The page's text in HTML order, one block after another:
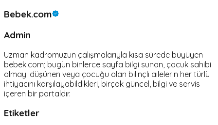
Bebek.com
Admin
Uzman kadromuzun çalışmalarıyla kısa sürede büyüyen
bebek.com; bugün binlerce sayfa bilgi sunan, çocuk sahibi
olmayı düşünen veya çocuğu olan bilinçli ailelerin her türlü
ihtiyacını karşılayabildikleri, birçok güncel, bilgi ve servis
içeren bir portaldır.
Etiketler